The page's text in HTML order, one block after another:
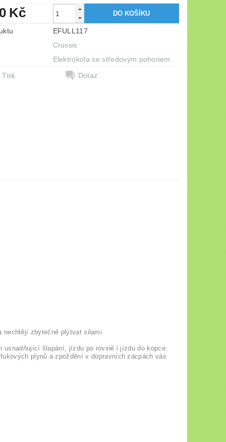
Kč
EFULL117
Crussis
Elektrokola se středovým pohonem
Tisk
Dotaz
nechtějí zbytečně plýtvat silami.
šlapání, jízdu po rovině i jízdu do kopce.
plynů a zpoždění v dopravních zácpách vás